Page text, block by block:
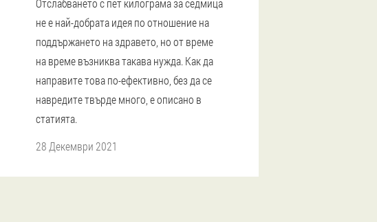
Отслабването с пет килограма за седмица
не е най-добрата идея по отношение на
поддържането на здравето, но от време
на време възниква такава нужда. Как да
направите това по-ефективно, без да се
навредите твърде много, е описано в
статията.
28 Декември 2021